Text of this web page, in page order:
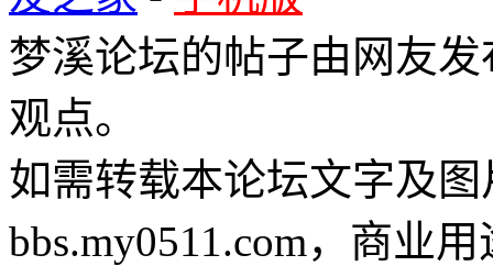
梦溪论坛的帖子由网友
观点。
如需转载本论坛文字及
bbs.my0511.com，商业